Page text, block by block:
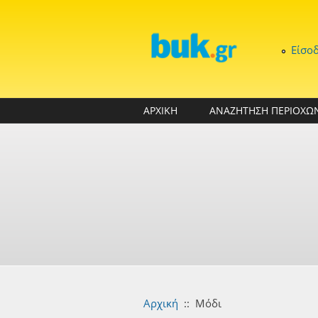
ΑΡΧΙΚΗ ΑΝΑΖΗΤΗΣΗ
Αρχική :: Μόδι